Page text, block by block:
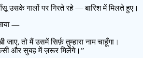
गालों पर गिरते रहे — बारिश में मिलते हुए।
—
तो मैं उसमें सिर्फ़ तुम्हारा नाम चाहूँगा।
और सुबह में ज़रूर मिलेंगे।”